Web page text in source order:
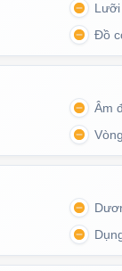
gây khó chịu.
Lưỡi
Đồ
Âm